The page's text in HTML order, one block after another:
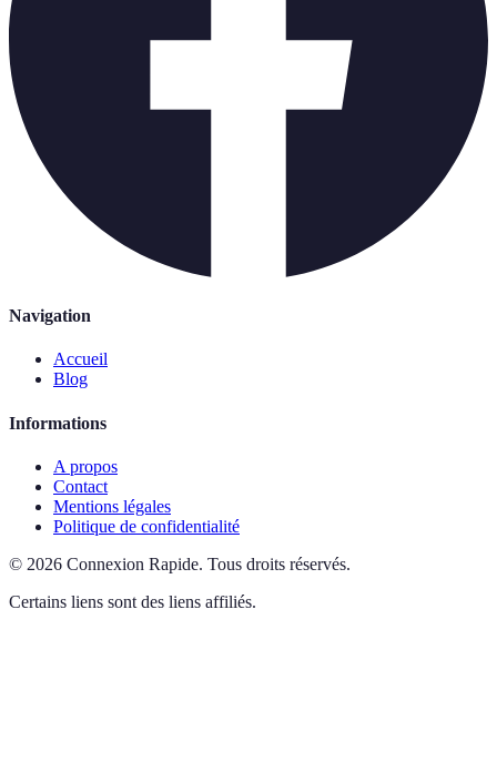
Navigation
Accueil
Blog
Informations
A propos
Contact
Mentions légales
Politique de confidentialité
© 2026 Connexion Rapide. Tous droits réservés.
Certains liens sont des liens affiliés.